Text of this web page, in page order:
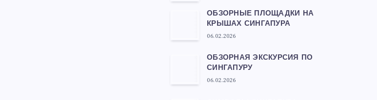
ОБЗОРНЫЕ ПЛОЩАДКИ НА
КРЫШАХ СИНГАПУРА
06.02.2026
ОБЗОРНАЯ ЭКСКУРСИЯ ПО
СИНГАПУРУ
06.02.2026